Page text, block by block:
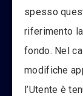
spesso
riferimento
fondo. Nel
modifiche
l’Utente è